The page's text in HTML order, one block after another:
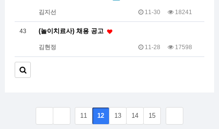
김지선 18241
11-30
43 (놀이치료사) 채용 공고
김현정 17598
11-28
11 12 13 14 15